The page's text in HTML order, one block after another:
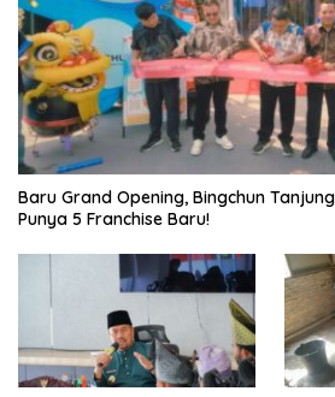
‎Baru Grand Opening, Bingchun
Punya 5 Franchise Baru!